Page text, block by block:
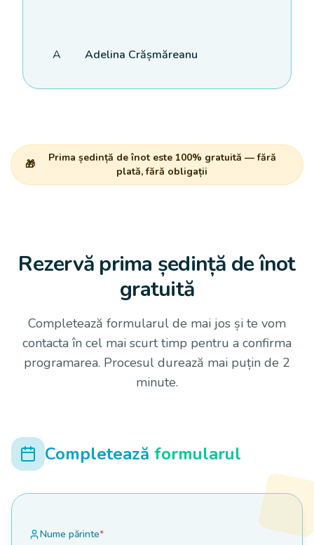
A Adelina Crășmăreanu
🎁
Prima ședință de înot este 100% gratuită — fără
plată, fără obligații
Rezervă prima ședință de înot
gratuită
Completează formularul de mai jos și te vom
contacta în cel mai scurt timp pentru a confirma
programarea. Procesul durează mai puțin de 2
minute.
Completează formularul
Nume părinte*